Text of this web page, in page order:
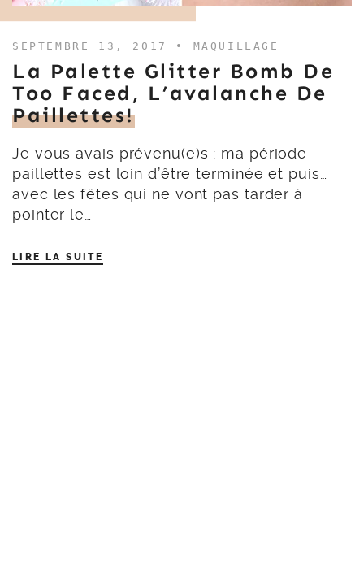
SEPTEMBRE 13, 2017 • MAQUILLAGE
La Palette Glitter Bomb De
Too Faced, L’avalanche De
Paillettes!
Je vous avais prévenu(e)s : ma période
paillettes est loin d’être terminée et puis…
avec les fêtes qui ne vont pas tarder à
pointer le…
LIRE LA SUITE